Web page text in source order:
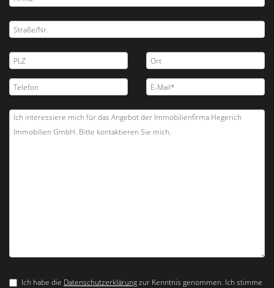
Ich habe die Datenschutzerklärungzur Kenntnis genommen. Ich stimme